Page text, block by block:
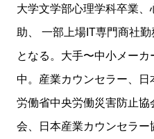
大学文学部心理学科卒業
助、 一部上場IT専門商社
となる。大手〜中小メー
中。産業カウンセラー、
労働省中央労働災害防止
会、日本産業カウンセラー